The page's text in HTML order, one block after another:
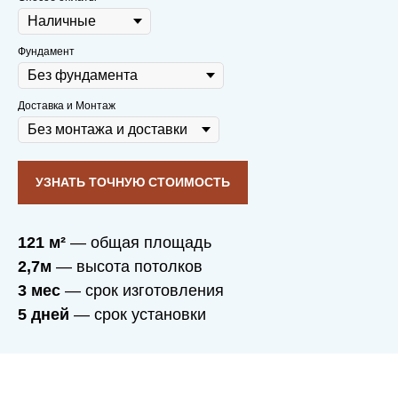
Фундамент
Доставка и Монтаж
УЗНАТЬ ТОЧНУЮ СТОИМОСТЬ
121 м² — общая площадь
2,7м — высота потолков
3 мес — срок изготовления
5 дней — срок установки
дополнительного освещения
не требуется.
Продуманная система вентиляции
пропускает достаточно воздуха для